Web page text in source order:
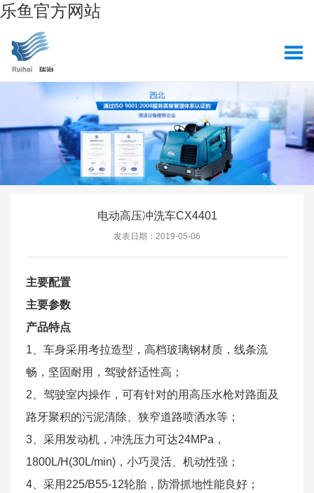
乐鱼官方网站
电动高压冲洗车CX4401
发表日期：2019-05-06
主要配置
主要参数
产品特点
1、车身采用考拉造型，高档玻璃钢材质，线条流
畅，坚固耐用，驾驶舒适性高；
2、驾驶室内操作，可有针对的用高压水枪对路面及
路牙聚积的污泥清除、狭窄道路喷洒水等；
3、采用发动机，冲洗压力可达24MPa，
1800L/H(30L/min)，小巧灵活、机动性强；
4、采用225/B55-12轮胎，防滑抓地性能良好；